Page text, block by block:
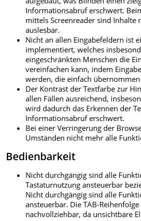
Informationsabruf erschwert.
mittels Screenreader sind Inhalte
auslesbar.
Nicht an allen Eingabefeldern ist
implementiert, welches
eingeschränkten Menschen die
vereinfachen kann, indem
werden, die einfach
Der Kontrast der Textfarbe zur
allen Fällen ausreichend,
wird dadurch das Erkennen der
Informationsabruf erschwert.
Bei einer Verringerung der
Umständen nicht mehr alle
Bedienbarkeit
Nicht durchgängig sind alle
Tastaturnutzung ansteuerbar
Nicht durchgängig sind alle
ansteuerbar. Die TAB-
nachvollziehbar, da unsichtbare